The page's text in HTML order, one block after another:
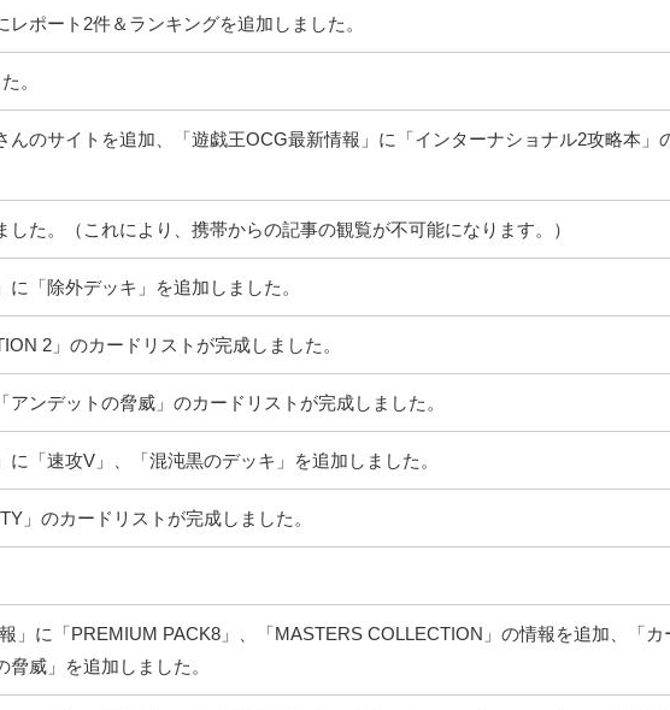
レポート2件＆ランキングを追加しました。
。
んのサイトを追加、「遊戯王OCG最新情報」に「インターナショナル2攻略本
した。（これにより、携帯からの記事の観覧が不可能になります。）
に「除外デッキ」を追加しました。
2」のカードリストが完成しました。
アンデットの脅威」のカードリストが完成しました。
に「速攻V」、「混沌黒のデッキ」を追加しました。
」のカードリストが完成しました。
」に「PREMIUM PACK8」、「MASTERS COLLECTION」の情報を追加、「
威」を追加しました。